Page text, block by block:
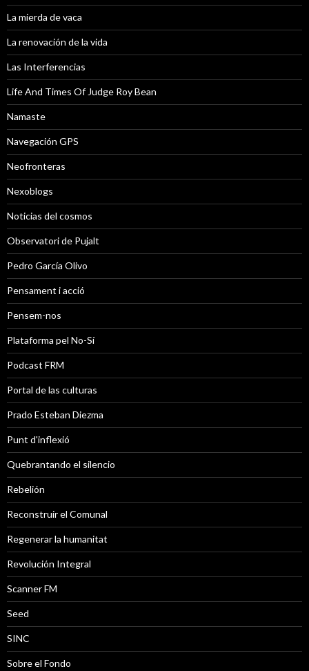
La mierda de vaca
La renovación de la vida
Las Interferencias
Life And Times Of Judge Roy Bean
Namaste
Navegación GPS
Neofronteras
Nexoblogs
Noticias del cosmos
Observatori de Pujalt
Pedro García Olivo
Pensament i acció
Pensem-nos
Plataforma pel No-Sí
Podcast FRM
Portal de las culturas
Prado Esteban Diezma
Punt d'inflexió
Quebrantando el silencio
Rebelión
Reconstruir el Comunal
Regenerar la humanitat
Revolución Integral
Scanner FM
Seed
SINC
Sobre el Fondo